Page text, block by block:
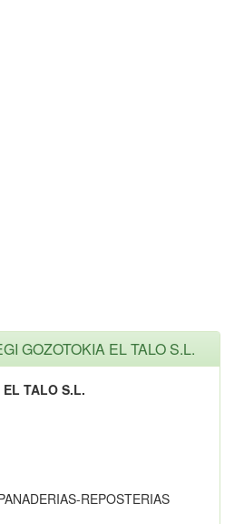
GOZOTOKIA EL TALO S.L.
TALO S.L.
REPOSTERIAS